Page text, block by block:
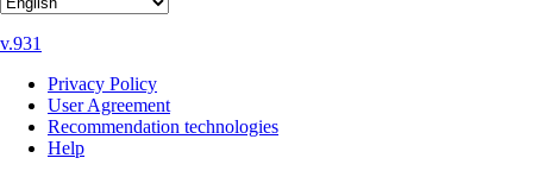
v.931
Privacy Policy
User Agreement
Recommendation technologies
Help